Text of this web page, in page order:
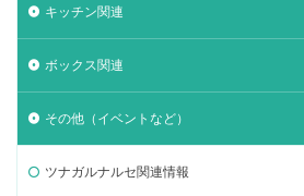
キッチン関連
ボックス関連
その他（イベントなど）
ツナガルナルセ関連情報